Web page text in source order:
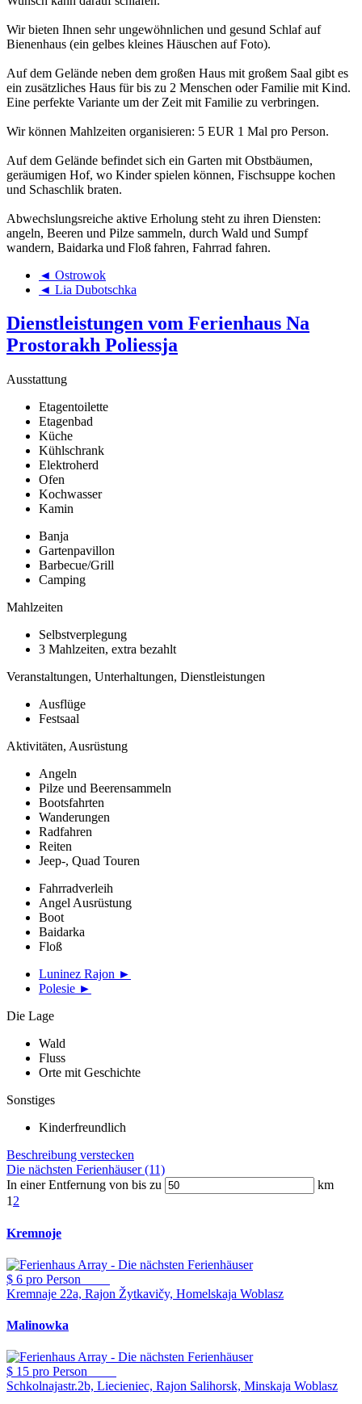
Wir bieten Ihnen sehr ungewöhnlichen und gesund Schlaf auf
Bienenhaus (ein gelbes kleines Häuschen auf Foto).
Auf dem Gelände neben dem großen Haus mit großem Saal gibt es
ein zusätzliches Haus für bis zu 2 Menschen oder Familie mit Kind.
Eine perfekte Variante um der Zeit mit Familie zu verbringen.
Wir können Mahlzeiten organisieren: 5 EUR 1 Mal pro Person.
Auf dem Gelände befindet sich ein Garten mit Obstbäumen,
geräumigen Hof, wo Kinder spielen können, Fischsuppe kochen
und Schaschlik braten.
Abwechslungsreiche aktive Erholung steht zu ihren Diensten:
angeln, Beeren und Pilze sammeln, durch Wald und Sumpf
wandern, Baidarka und Floß fahren, Fahrrad fahren.
◄ Ostrowok
◄ Lia Dubotschka
Dienstleistungen vom Ferienhaus Na
Prostorakh Poliessja
Ausstattung
Etagentoilette
Etagenbad
Küche
Kühlschrank
Elektroherd
Ofen
Kochwasser
Kamin
Banja
Gartenpavillon
Barbecue/Grill
Camping
Mahlzeiten
Selbstverplegung
3 Mahlzeiten, extra bezahlt
Veranstaltungen, Unterhaltungen, Dienstleistungen
Ausflüge
Festsaal
Aktivitäten, Ausrüstung
Angeln
Pilze und Beerensammeln
Bootsfahrten
Wanderungen
Radfahren
Reiten
Jeep-, Quad Touren
Fahrradverleih
Angel Ausrüstung
Boot
Baidarka
Floß
Luninez Rajon ►
Polesie ►
Die Lage
Wald
Fluss
Orte mit Geschichte
Sonstiges
Kinderfreundlich
Beschreibung verstecken
Die nächsten Ferienhäuser (11)
In einer Entfernung von bis zu
km
1 2
Kremnoje
$ 6 pro Person
Kremnaje 22a, Rajon Žytkavičy, Homelskaja Woblasz
Malinowka
$ 15 pro Person
Schkolnajastr.2b, Liecieniec, Rajon Salihorsk, Minskaja Woblasz